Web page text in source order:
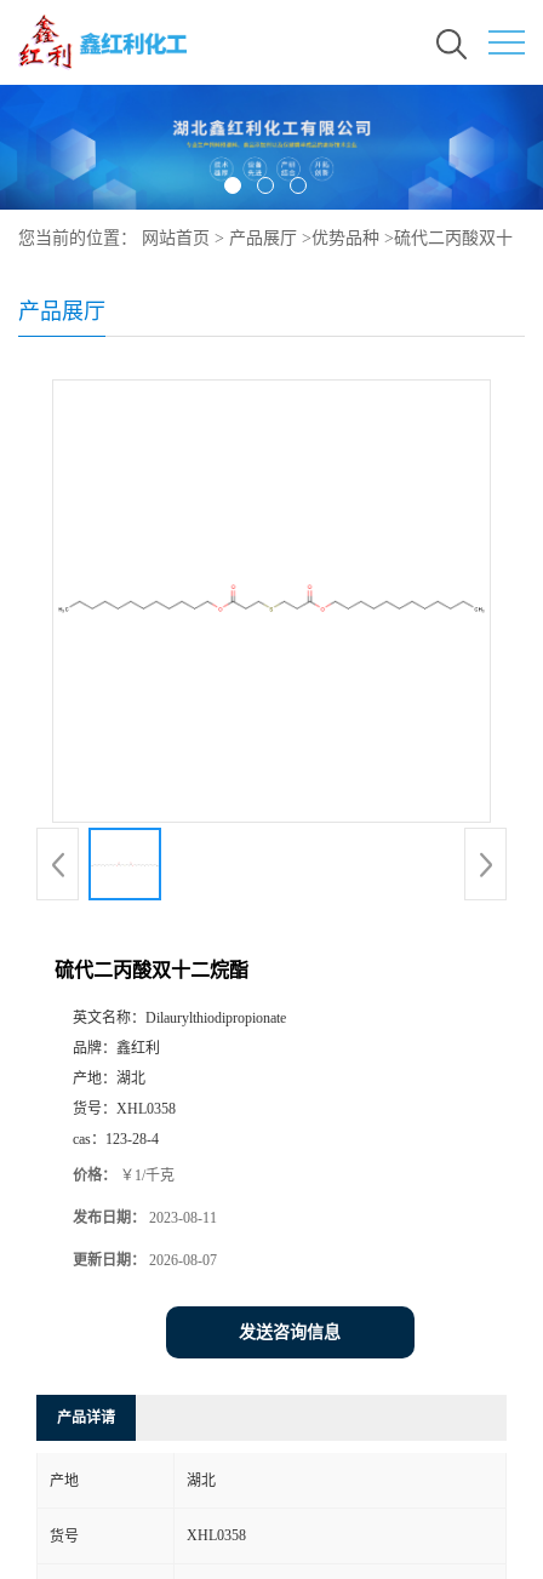
您当前的位置： 网站首页 > 产品展厅 >优势品种 >硫代二丙酸双十
产品展厅
硫代二丙酸双十二烷酯
英文名称： Dilaurylthiodipropionate
品牌： 鑫红利
产地： 湖北
货号： XHL0358
cas： 123-28-4
价格： ￥1/千克
发布日期： 2023-08-11
更新日期： 2026-08-07
发送咨询信息
产品详请
产地 湖北
货号 XHL0358